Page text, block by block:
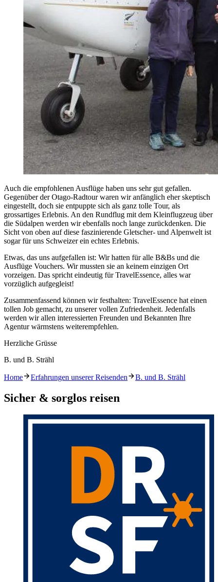
Auch die empfohlenen Ausflüge haben uns sehr gut gefallen.
Gegenüber der Otago-Radtour waren wir anfänglich eher skeptisch
eingestellt, doch sie entpuppte sich als ganz tolle Tour, als
grossartiges Erlebnis. An den Rundflug mit dem Kleinflugzeug über
die Südalpen werden wir ebenfalls noch lange zurückdenken. Die
Sicht von oben auf diese faszinierende Gletscher- und Alpenwelt ist
sogar für uns Schweizer ein echtes Erlebnis.
Etwas, das uns aufgefallen ist: Wir hatten für alle B&Bs und die
Ausflüge Vouchers. Wir mussten sie an keinem einzigen Ort
vorzeigen. Das spricht eindeutig für TravelEssence, alles war
vorzüglich aufgegleist!
Zusammenfassend können wir festhalten: TravelEssence hat einen
tollen Job gemacht, zu unserer vollen Zufriedenheit. Jedenfalls
werden wir allen interessierten Freunden und Bekannten Ihre
Agentur wärmstens weiterempfehlen.
Herzliche Grüsse
B. und B. Strähl
Home Erfahrungen unserer Reisenden B. und B. Strähl
Sicher & sorglos reisen